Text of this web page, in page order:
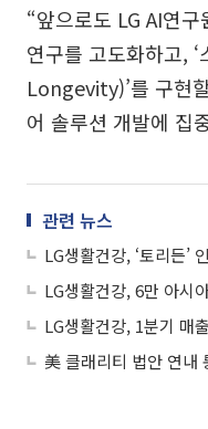
“앞으로도 LG AI연
연구를 고도화하고,
Longevity)’를 구현
어 솔루션 개발에 집
관련 뉴스
LG생활건강, 1분기 매